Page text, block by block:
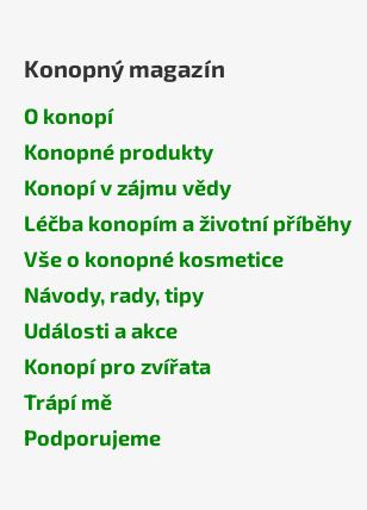
Konopný magazín
O konopí
Konopné produkty
Konopí v zájmu vědy
Léčba konopím a životní příběhy
Vše o konopné kosmetice
Návody, rady, tipy
Události a akce
Konopí pro zvířata
Trápí mě
Podporujeme